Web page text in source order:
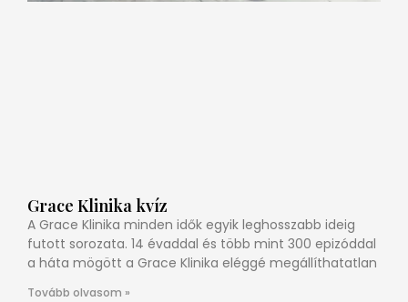
Grace Klinika kvíz
A Grace Klinika minden idők egyik leghosszabb ideig
futott sorozata. 14 évaddal és több mint 300 epizóddal
a háta mögött a Grace Klinika eléggé megállíthatatlan
Tovább olvasom »